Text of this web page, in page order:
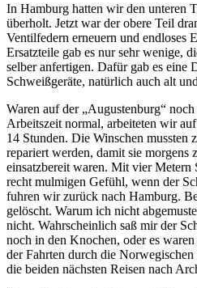
In Hamburg hatten wir den unteren
überholt. Jetzt war der obere Teil
Ventilfedern erneuern und endloses
Ersatzteile gab es nur sehr wenige,
selber anfertigen. Dafür gab es eine
Schweißgeräte, natürlich auch alt
Waren auf der
Augustenburg
Arbeitszeit normal, arbeiteten wir
14 Stunden. Die Winschen mussten
repariert werden, damit sie morgens
einsatzbereit waren. Mit vier
recht mulmigen Gefühl, wenn der
fuhren wir zurück nach Hamburg.
gelöscht. Warum ich nicht
nicht. Wahrscheinlich saß mir der
noch in den Knochen, oder es
der Fahrten durch die
die beiden nächsten Reisen nach